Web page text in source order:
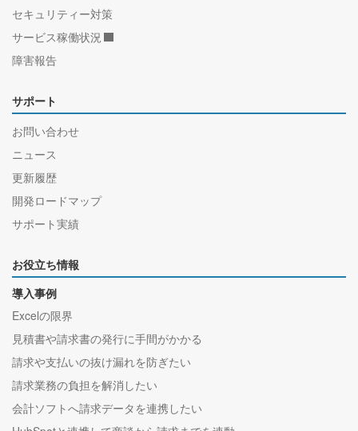
セキュリティー対策
サービス稼働状況
障害報告
サポート
お問い合わせ
ニュース
更新履歴
開発ロードマップ
サポート実績
お役立ち情報
導入事例
Excelの限界
見積書や請求書の発行に手間がかかる
請求や支払いの抜け漏れを防ぎたい
請求業務の負担を解消したい
会計ソフトへ請求データを連携したい